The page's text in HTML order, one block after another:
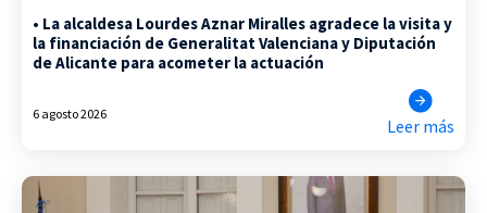
• La alcaldesa Lourdes Aznar Miralles agradece la visita y
la financiación de Generalitat Valenciana y Diputación
de Alicante para acometer la actuación
6 agosto 2026
Leer más